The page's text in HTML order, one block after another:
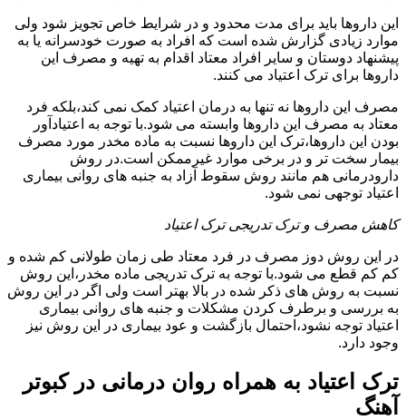
این داروها باید برای مدت محدود و در شرایط خاص تجویز شود ولی
موارد زیادی گزارش شده است که افراد به صورت خودسرانه یا به
پیشنهاد دوستان و سایر افراد معتاد اقدام به تهیه و مصرف این
داروها برای ترک اعتیاد می کنند.
مصرف این داروها نه تنها به درمان اعتیاد کمک نمی کند،بلکه فرد
معتاد به مصرف این داروها وابسته می شود.با توجه به اعتیادآور
بودن این داروها،ترک این داروها نسبت به ماده مخدر مورد مصرف
بیمار سخت تر و در برخی موارد غیرممکن است.در روش
دارودرمانی هم مانند روش سقوط آزاد به جنبه های روانی بیماری
اعتیاد توجهی نمی شود.
کاهش مصرف و ترک تدریجی ترک اعتیاد
در این روش دوز مصرف در فرد معتاد طی زمان طولانی کم شده و
کم کم قطع می شود.با توجه به ترک تدریجی ماده مخدر،این روش
نسبت به روش های ذکر شده در بالا بهتر است ولی اگر در این روش
به بررسی و برطرف کردن مشکلات و جنبه های روانی بیماری
اعتیاد توجه نشود،احتمال بازگشت و عود بیماری در این روش نیز
وجود دارد.
ترک اعتیاد به همراه روان درمانی در کبوتر
آهنگ